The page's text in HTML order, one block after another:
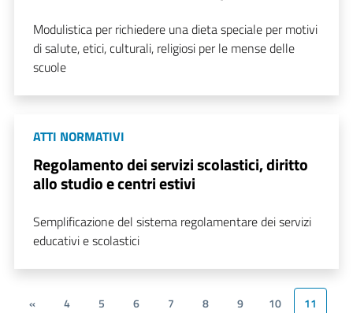
Modulistica per richiedere una dieta speciale per motivi
di salute, etici, culturali, religiosi per le mense delle
scuole
ATTI NORMATIVI
Regolamento dei servizi scolastici, diritto
allo studio e centri estivi
Semplificazione del sistema regolamentare dei servizi
educativi e scolastici
« 4 5 6 7 8 9 10
11